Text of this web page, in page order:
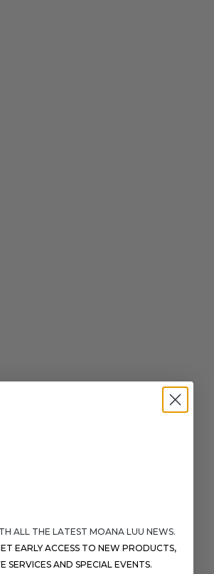
ALL THE LATEST MOANA LUU NEWS.
EARLY ACCESS TO NEW PRODUCTS,
SERVICES AND SPECIAL EVENTS.